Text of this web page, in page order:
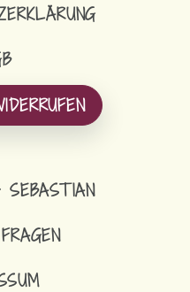
SEBASTIAN